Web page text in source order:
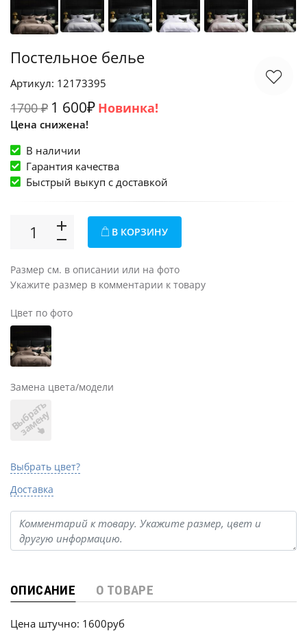
Постельное белье
Артикул: 12173395
1700 ₽ 1 600₽ Новинка!
Цена снижена!
В наличии
Гарантия качества
Быстрый выкуп c доставкой
В КОРЗИНУ
Размер см. в описании или на фото
Укажите размер в комментарии к товару
Цвет по фото
Замена цвета/модели
В
ы
б
р
а
т
ь
з
а
м
е
н
у
Выбрать цвет?
Доставка
ОПИСАНИЕ О ТОВАРЕ
Цена штучно: 1600руб